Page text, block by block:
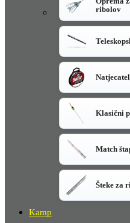
ribolov
Klasični
Match
Šteke za
Kamp